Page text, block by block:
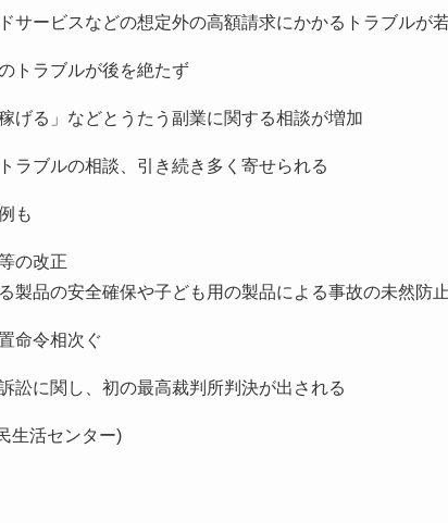
サービスなどの想定外の高額請求にかかるトラブルが
トラブルが後を絶たず
げる」などとうたう副業に関する相談が増加
ラブルの相談、引き続き多く寄せられる
も
等の改正
製品の安全確保や子ども用の製品による事故の未然防
命令相次ぐ
訟に関し、初の最高裁判所判決が出される
活センター)